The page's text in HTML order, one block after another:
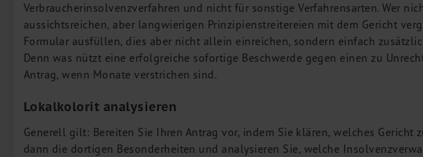
Verbraucherinsolvenzverfahren und nicht für sonstige Verfahrensarten. Wer
aussichtsreichen, aber langwierigen Prinzipienstreitereien mit dem Gericht
Formular ausfüllen, dies aber nicht allein einreichen, sondern einfach
Denn was nützt eine erfolgreiche sofortige Beschwerde gegen einen zu
Antrag, wenn Monate verstrichen sind.
Lokalkolorit analysieren
Generell gilt: Bereiten Sie Ihren Antrag vor, indem Sie klären, welches Gericht
dann die dortigen Besonderheiten und analysieren Sie, welche